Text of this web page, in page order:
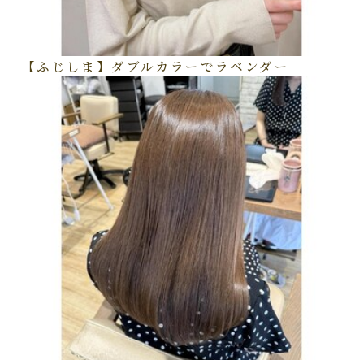
【ふじしま】ダブルカラーでラベンダー